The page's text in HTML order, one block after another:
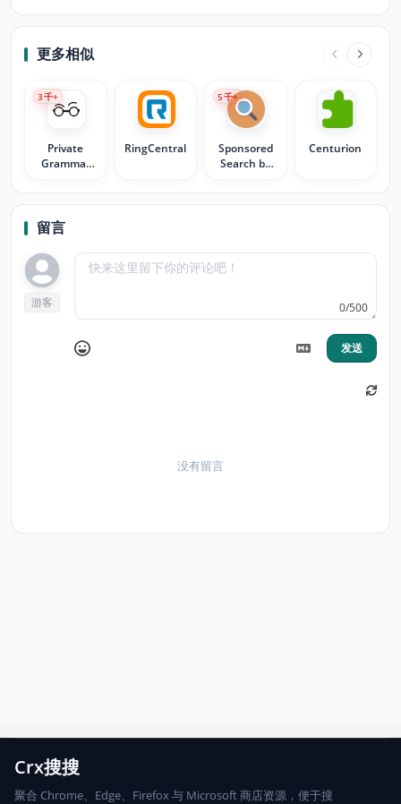
更多相似
Private
Grammar
Harper
3千+
RingCentral
Sponsored
Search by
5千+
Centurion
留言
游客 0/500
发送
没有留言
Crx搜搜
聚合 Chrome、Edge、Firefox 与 Microsoft 商店资源，便于搜